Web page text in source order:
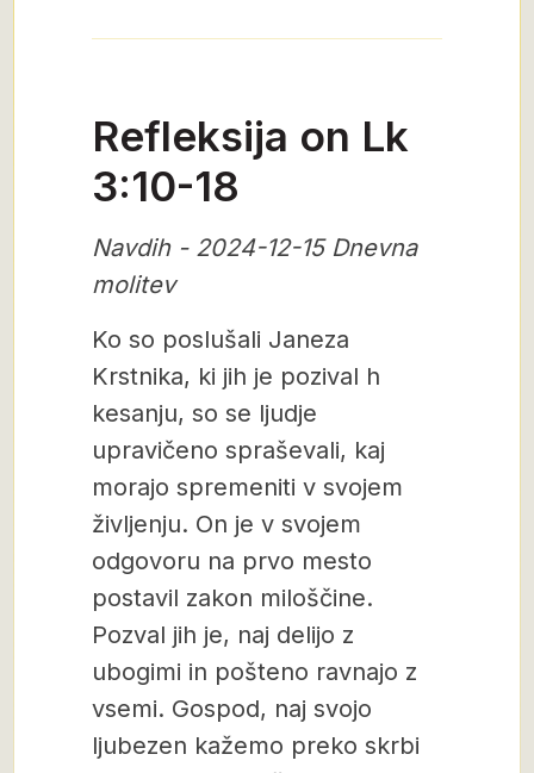
Refleksija on Lk
3:10-18
Navdih - 2024-12-15 Dnevna
molitev
Ko so poslušali Janeza
Krstnika, ki jih je pozival h
kesanju, so se ljudje
upravičeno spraševali, kaj
morajo spremeniti v svojem
življenju. On je v svojem
odgovoru na prvo mesto
postavil zakon miloščine.
Pozval jih je, naj delijo z
ubogimi in pošteno ravnajo z
vsemi. Gospod, naj svojo
ljubezen kažemo preko skrbi